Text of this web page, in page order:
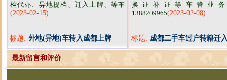
检代办、异地提档、迁入上牌、等车
(2023-02-15)
标题: 外地(异地)车转入成都上牌
换证补证等车管业
1388209965(2023-02-08)
标题: 成都二手车过户转籍迁
最新留言和评价